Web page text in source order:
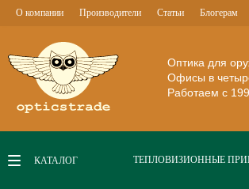
Оптика для
Офисы в
Работаем с
О компании Производители Статьи Блогерам
КАТАЛОГ ТЕПЛОВИЗИОННЫЕ